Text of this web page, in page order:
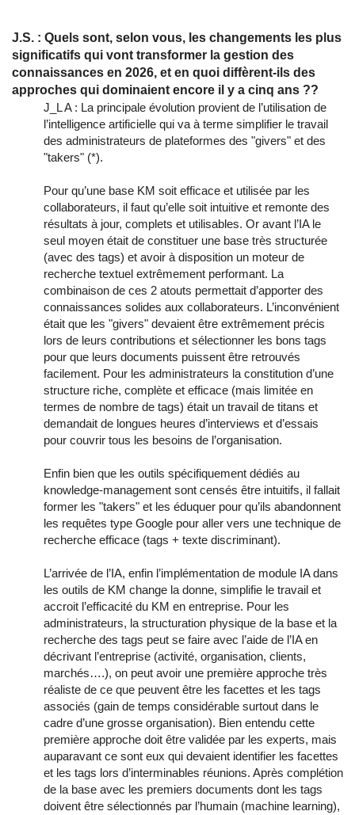
J.S. : Quels sont, selon vous, les changements les plus
significatifs qui vont transformer la gestion des
connaissances en 2026, et en quoi diffèrent-ils des
approches qui dominaient encore il y a cinq ans ??
J_L A : La principale évolution provient de l’utilisation de
l’intelligence artificielle qui va à terme simplifier le travail
des administrateurs de plateformes des "givers" et des
"takers" (*).
Pour qu’une base KM soit efficace et utilisée par les
collaborateurs, il faut qu’elle soit intuitive et remonte des
résultats à jour, complets et utilisables. Or avant l’IA le
seul moyen était de constituer une base très structurée
(avec des tags) et avoir à disposition un moteur de
recherche textuel extrêmement performant. La
combinaison de ces 2 atouts permettait d’apporter des
connaissances solides aux collaborateurs. L’inconvénient
était que les "givers" devaient être extrêmement précis
lors de leurs contributions et sélectionner les bons tags
pour que leurs documents puissent être retrouvés
facilement. Pour les administrateurs la constitution d’une
structure riche, complète et efficace (mais limitée en
termes de nombre de tags) était un travail de titans et
demandait de longues heures d’interviews et d’essais
pour couvrir tous les besoins de l’organisation.
Enfin bien que les outils spécifiquement dédiés au
knowledge-management sont censés être intuitifs, il fallait
former les "takers" et les éduquer pour qu’ils abandonnent
les requêtes type Google pour aller vers une technique de
recherche efficace (tags + texte discriminant).
L’arrivée de l’IA, enfin l’implémentation de module IA dans
les outils de KM change la donne, simplifie le travail et
accroit l’efficacité du KM en entreprise. Pour les
administrateurs, la structuration physique de la base et la
recherche des tags peut se faire avec l’aide de l’IA en
décrivant l’entreprise (activité, organisation, clients,
marchés….), on peut avoir une première approche très
réaliste de ce que peuvent être les facettes et les tags
associés (gain de temps considérable surtout dans le
cadre d’une grosse organisation). Bien entendu cette
première approche doit être validée par les experts, mais
auparavant ce sont eux qui devaient identifier les facettes
et les tags lors d’interminables réunions. Après complétion
de la base avec les premiers documents dont les tags
doivent être sélectionnés par l’humain (machine learning),